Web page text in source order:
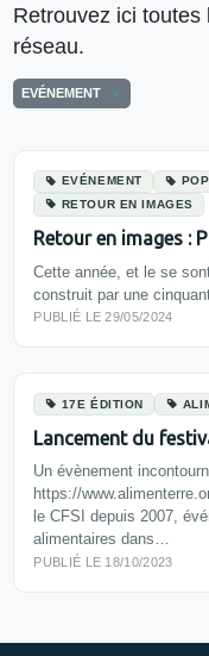
Retrouvez ici
réseau.
EVÉNEMENT
EVÉNEMENT
RETOUR EN IMAGES
Retour en images :
Cette année, et le se
construit par une
PUBLIÉ LE 29/05/2024
17E ÉDITION
Lancement du
Un évènement
https://
le CFSI depuis 2007,
alimentaires dans…
PUBLIÉ LE 18/10/2023